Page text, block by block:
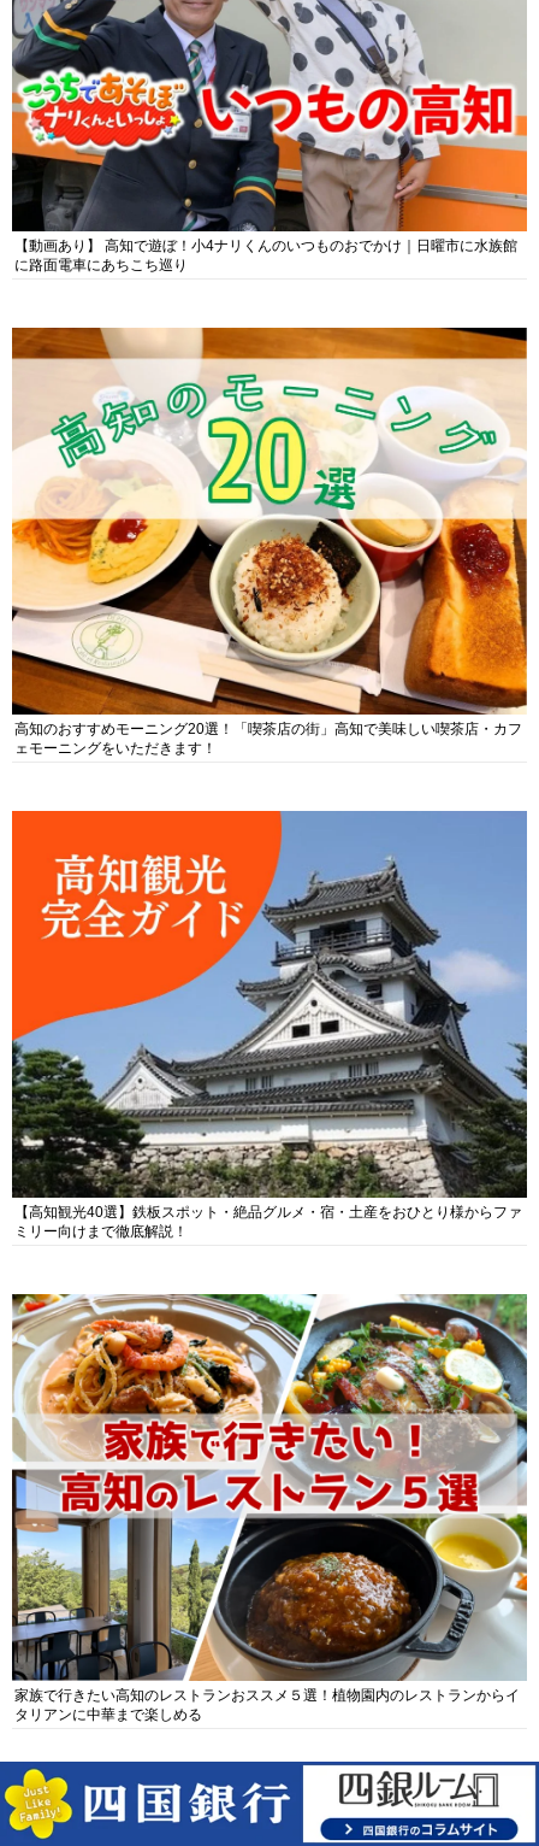
【動画あり】 高知で遊ぼ！小4ナリくんのいつものおでかけ｜日曜市に水族館
に路面電車にあちこち巡り
高知のおすすめモーニング20選！「喫茶店の街」高知で美味しい喫茶店・カフ
ェモーニングをいただきます！
【高知観光40選】鉄板スポット・絶品グルメ・宿・土産をおひとり様からファ
ミリー向けまで徹底解説！
家族で行きたい高知のレストランおススメ５選！植物園内のレストランからイ
タリアンに中華まで楽しめる